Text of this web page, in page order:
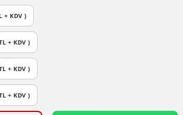
+ KDV )
+ KDV )
+ KDV )
+ KDV )